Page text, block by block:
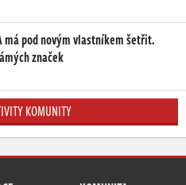
má pod novým vlastníkem šetřit.
značek
KOMUNITY